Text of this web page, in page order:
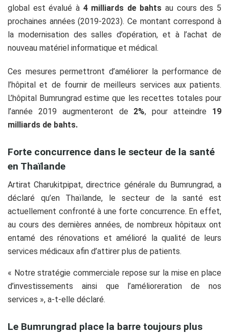
global est évalué à 4 milliards de bahts au cours des 5
prochaines années (2019-2023). Ce montant correspond à
la modernisation des salles d’opération, et à l’achat de
nouveau matériel informatique et médical.
Ces mesures permettront d’améliorer la performance de
l’hôpital et de fournir de meilleurs services aux patients.
L’hôpital Bumrungrad estime que les recettes totales pour
l’année 2019 augmenteront de 2%, pour atteindre 19
milliards de bahts.
Forte concurrence dans le secteur de la santé
en Thaïlande
Artirat Charukitpipat, directrice générale du Bumrungrad, a
déclaré qu’en Thaïlande, le secteur de la santé est
actuellement confronté à une forte concurrence. En effet,
au cours des dernières années, de nombreux hôpitaux ont
entamé des rénovations et amélioré la qualité de leurs
services médicaux afin d’attirer plus de patients.
« Notre stratégie commerciale repose sur la mise en place
d’investissements ainsi que l’amélioreration de nos
services », a-t-elle déclaré.
Le Bumrungrad place la barre toujours plus